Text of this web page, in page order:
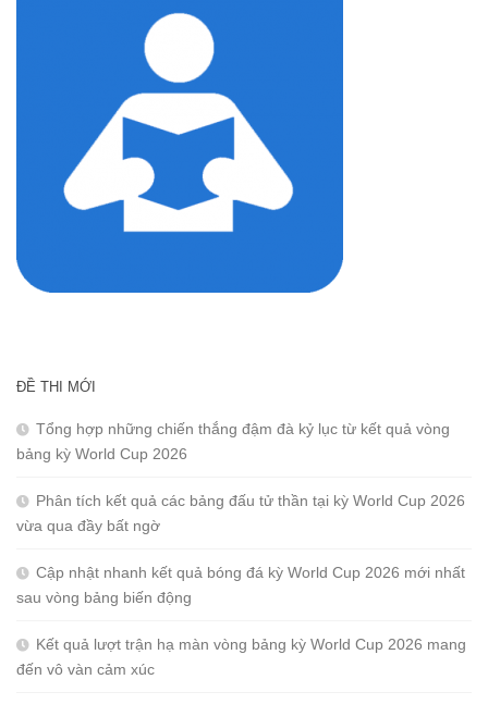
ĐỀ THI MỚI
Tổng hợp những chiến thắng đậm đà kỷ lục từ kết quả vòng
bảng kỳ World Cup 2026
Phân tích kết quả các bảng đấu tử thần tại kỳ World Cup 2026
vừa qua đầy bất ngờ
Cập nhật nhanh kết quả bóng đá kỳ World Cup 2026 mới nhất
sau vòng bảng biến động
Kết quả lượt trận hạ màn vòng bảng kỳ World Cup 2026 mang
đến vô vàn cảm xúc